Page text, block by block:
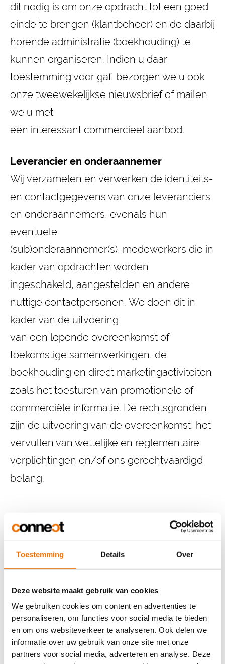
Toestemming Details Over
Deze website maakt gebruik van cookies
We gebruiken cookies om content en advertenties te
personaliseren, om functies voor social media te bieden
en om ons websiteverkeer te analyseren. Ook delen we
informatie over uw gebruik van onze site met onze
partners voor social media, adverteren en analyse. Deze
dit nodig is om onze opdracht tot een goed
einde te brengen (klantbeheer) en de daarbij
horende administratie (boekhouding) te
kunnen organiseren. Indien u daar
toestemming voor gaf, bezorgen we u ook
onze tweewekelijkse nieuwsbrief of mailen
we u met
een interessant commercieel aanbod.
Leverancier en onderaannemer
Wij verzamelen en verwerken de identiteits-
en contactgegevens van onze leveranciers
en onderaannemers, evenals hun
eventuele
(sub)onderaannemer(s), medewerkers die in
kader van opdrachten worden
ingeschakeld, aangestelden en andere
nuttige contactpersonen. We doen dit in
kader van de uitvoering
van een lopende overeenkomst of
toekomstige samenwerkingen, de
boekhouding en direct marketingactiviteiten
zoals het toesturen van promotionele of
commerciële informatie. De rechtsgronden
zijn de uitvoering van de overeenkomst, het
vervullen van wettelijke en reglementaire
verplichtingen en/of ons gerechtvaardigd
belang.
Hoe lang bewaren
wij die gegevens?
Wij bewaren en verwerken de
persoonsgegevens enkel voor een periode
die noodzakelijk is in functie van de